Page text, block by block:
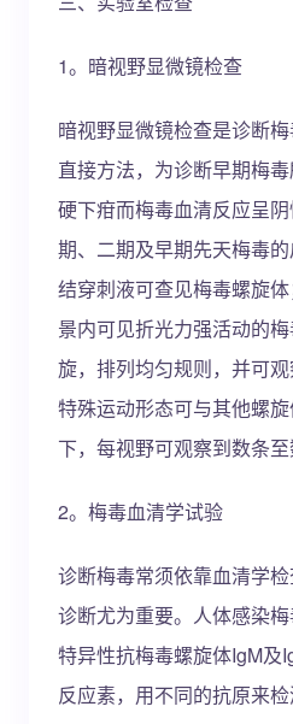
1。暗视野显微镜检查
暗视野显微镜检查是诊断梅
直接方法，为诊断早期梅
硬下疳而梅毒血清反应呈
期、二期及早期先天梅毒
结穿刺液可查见梅毒螺旋
景内可见折光力强活动的
旋，排列均匀规则，并可
特殊运动形态可与其他螺
下，每视野可观察到数条至
2。梅毒血清学试验
诊断梅毒常须依靠血清学
诊断尤为重要。人体感染
特异性抗梅毒螺旋体IgM及
反应素，用不同的抗原来